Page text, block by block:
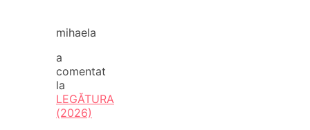
mihaela
a
comentat
la
LEGĂTURA
(2026)